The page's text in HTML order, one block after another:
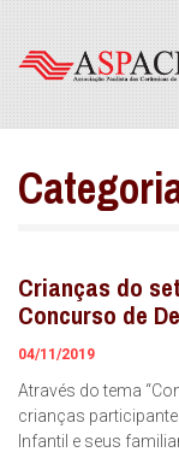
Crianças do
Concurso de
04/11/2019
Através do tema
crianças
Infantil e seus